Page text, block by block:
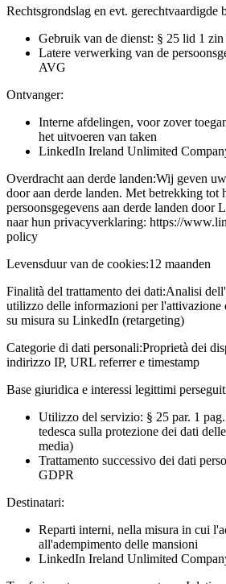
Rechtsgrondslag en evt. gerechtvaardigde
Gebruik van de dienst: § 25 lid 1
Latere verwerking van de
AVG
Ontvanger:
Interne afdelingen, voor zover
het uitvoeren van taken
LinkedIn Ireland Unlimited
Overdracht aan derde landen:Wij geven
door aan derde landen. Met betrekking tot
persoonsgegevens aan derde landen
naar hun privacyverklaring: https://
policy
Levensduur van de cookies:12 maanden
Finalità del trattamento dei dati:Analisi
utilizzo delle informazioni per
su misura su LinkedIn (retargeting)
Categorie di dati personali:Proprietà dei
indirizzo IP, URL referrer e timestamp
Base giuridica e interessi legittimi
Utilizzo del servizio: § 25 par. 1
tedesca sulla protezione dei dati
media)
Trattamento successivo dei dati
GDPR
Destinatari:
Reparti interni, nella misura in cui
all'adempimento delle mansioni
LinkedIn Ireland Unlimited